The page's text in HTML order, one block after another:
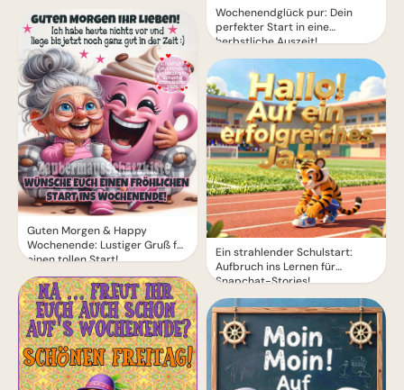
Guten Morgen & Happy
Wochenende: Lustiger Gruß für
einen tollen Start!
Wochenendglück pur: Dein
perfekter Start in eine
herbstliche Auszeit!
Ein strahlender Schulstart:
Aufbruch ins Lernen für
Snapchat-Stories!